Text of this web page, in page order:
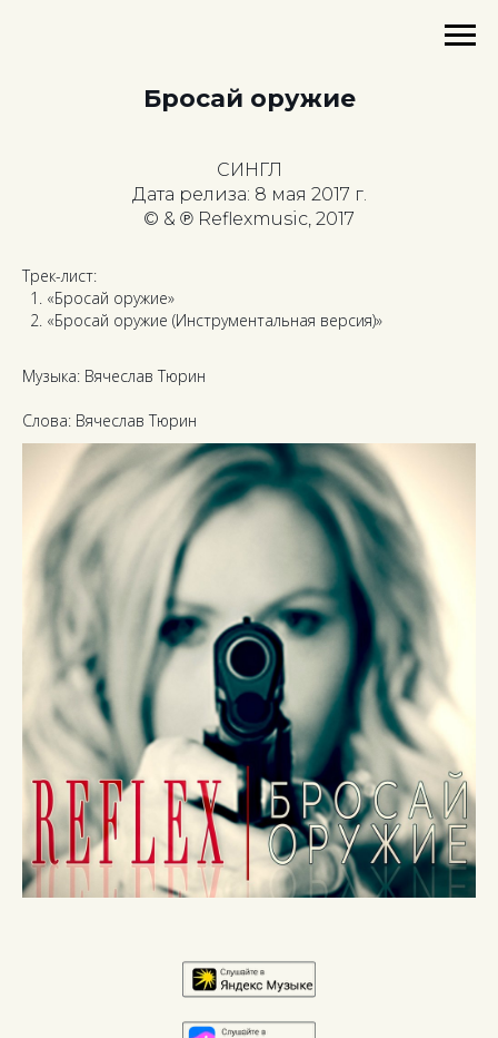
Бросай оружие
СИНГЛ
Дата релиза: 8 мая 2017 г.
© & ℗ Reflexmusic, 2017
Трек-лист:
«Бросай оружие»
«Бросай оружие (Инструментальная версия)»
Музыка: Вячеслав Тюрин
Слова: Вячеслав Тюрин